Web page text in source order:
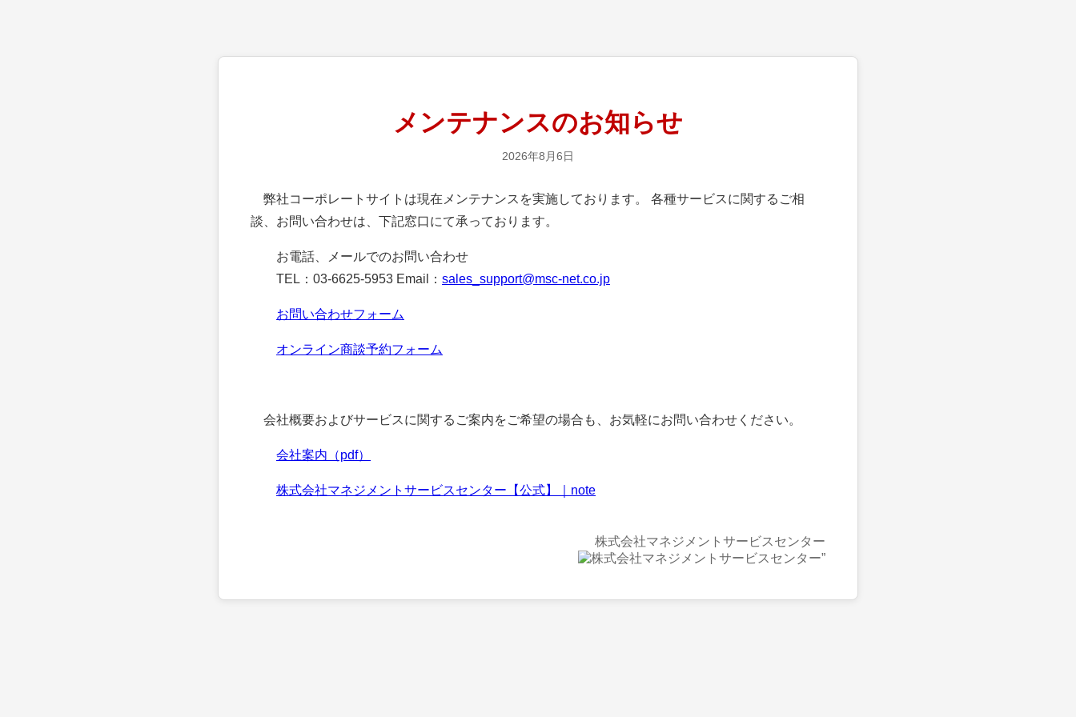
メンテナンスのお知らせ
2026年8月6日
弊社コーポレートサイトは現在メンテナンスを実施しております。 各種サービスに関するご相
談、お問い合わせは、下記窓口にて承っております。
お電話、メールでのお問い合わせ
TEL：03-6625-5953 Email： sales_support@msc-net.co.jp
お問い合わせフォーム
オンライン商談予約フォーム
会社概要およびサービスに関するご案内をご希望の場合も、お気軽にお問い合わせください。
会社案内（pdf）
株式会社マネジメントサービスセンター【公式】｜note
株式会社マネジメントサービスセンター